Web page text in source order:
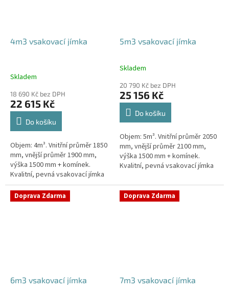
4m3 vsakovací jímka
Skladem
18 690 Kč bez DPH
22 615 Kč
Do košíku
Objem: 4m³. Vnitřní průměr 1850
mm, vnější průměr 1900 mm,
výška 1500 mm + komínek.
Kvalitní, pevná vsakovací jímka
(nádrž) bez potřeby
obetonování Průměr přítoku a
odtoku +...
5m3 vsakovací jímka
Průměrné
produktu
je
5,0
hvězdiček.
Skladem
20 790 Kč bez DPH
25 156 Kč
Do košíku
Objem: 5m³. Vnitřní průměr 2050
mm, vnější průměr 2100 mm,
výška 1500 mm + komínek.
Kvalitní, pevná vsakovací jímka
obetonování Průměr přítoku a
odtoku +...
Doprava Zdarma
6m3 vsakovací jímka
Doprava Zdarma
7m3 vsakovací jímka